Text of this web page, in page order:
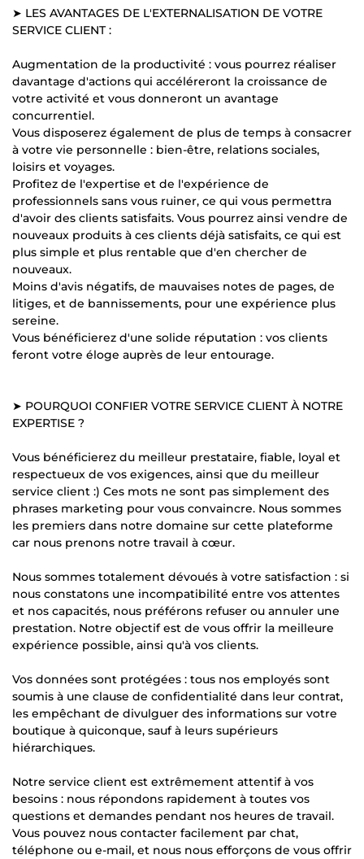
➤ LES AVANTAGES DE L'EXTERNALISATION DE VOTRE
SERVICE CLIENT :
Augmentation de la productivité : vous pourrez réaliser
davantage d'actions qui accéléreront la croissance de
votre activité et vous donneront un avantage
concurrentiel.
Vous disposerez également de plus de temps à consacrer
à votre vie personnelle : bien-être, relations sociales,
loisirs et voyages.
Profitez de l'expertise et de l'expérience de
professionnels sans vous ruiner, ce qui vous permettra
d'avoir des clients satisfaits. Vous pourrez ainsi vendre de
nouveaux produits à ces clients déjà satisfaits, ce qui est
plus simple et plus rentable que d'en chercher de
nouveaux.
Moins d'avis négatifs, de mauvaises notes de pages, de
litiges, et de bannissements, pour une expérience plus
sereine.
Vous bénéficierez d'une solide réputation : vos clients
feront votre éloge auprès de leur entourage.
➤ POURQUOI CONFIER VOTRE SERVICE CLIENT À NOTRE
EXPERTISE ?
Vous bénéficierez du meilleur prestataire, fiable, loyal et
respectueux de vos exigences, ainsi que du meilleur
service client :) Ces mots ne sont pas simplement des
phrases marketing pour vous convaincre. Nous sommes
les premiers dans notre domaine sur cette plateforme
car nous prenons notre travail à cœur.
Nous sommes totalement dévoués à votre satisfaction : si
nous constatons une incompatibilité entre vos attentes
et nos capacités, nous préférons refuser ou annuler une
prestation. Notre objectif est de vous offrir la meilleure
expérience possible, ainsi qu'à vos clients.
Vos données sont protégées : tous nos employés sont
soumis à une clause de confidentialité dans leur contrat,
les empêchant de divulguer des informations sur votre
boutique à quiconque, sauf à leurs supérieurs
hiérarchiques.
Notre service client est extrêmement attentif à vos
besoins : nous répondons rapidement à toutes vos
questions et demandes pendant nos heures de travail.
Vous pouvez nous contacter facilement par chat,
téléphone ou e-mail, et nous nous efforçons de vous offrir